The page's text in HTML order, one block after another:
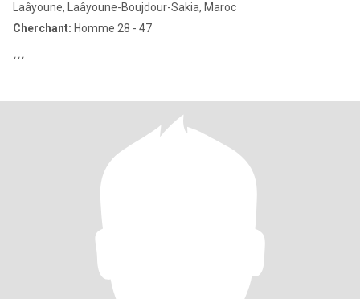
Laâyoune, Laâyoune-Boujdour-Sakia, Maroc
Cherchant: Homme 28 - 47
،،،